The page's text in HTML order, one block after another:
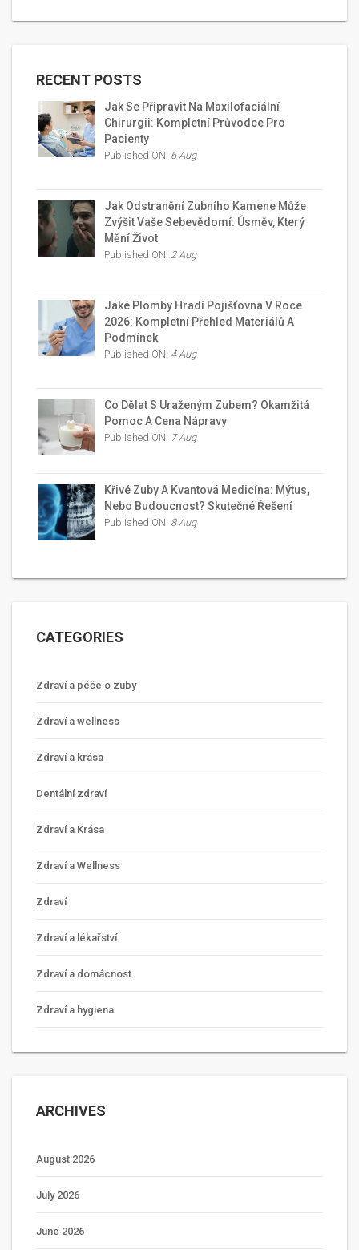
RECENT POSTS
Jak Se Připravit Na Maxilofaciální
Chirurgii: Kompletní Průvodce Pro
Pacienty
Published ON: 6 Aug
Jak Odstranění Zubního Kamene Může
Zvýšit Vaše Sebevědomí: Úsměv, Který
Mění Život
Published ON: 2 Aug
Jaké Plomby Hradí Pojišťovna V Roce
2026: Kompletní Přehled Materiálů A
Podmínek
Published ON: 4 Aug
Co Dělat S Uraženým Zubem? Okamžitá
Pomoc A Cena Nápravy
Published ON: 7 Aug
Křivé Zuby A Kvantová Medicína: Mýtus,
Nebo Budoucnost? Skutečné Řešení
Published ON: 8 Aug
CATEGORIES
Zdraví a péče o zuby
Zdraví a wellness
Zdraví a krása
Dentální zdraví
Zdraví a Krása
Zdraví a Wellness
Zdraví
Zdraví a lékařství
Zdraví a domácnost
Zdraví a hygiena
ARCHIVES
August 2026
July 2026
June 2026